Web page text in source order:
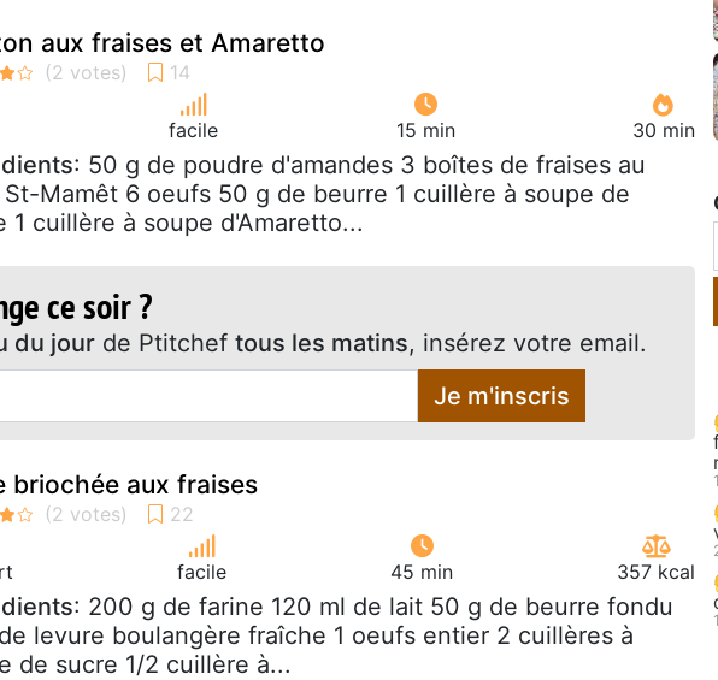
aux fraises et Amaretto
facile 15 min 30 min
: 50 g de poudre d'amandes 3 boîtes de fraises au
St-Mamêt 6 oeufs 50 g de beurre 1 cuillère à soupe de
1 cuillère à soupe d'Amaretto...
ce soir ?
du jour de Ptitchef tous les matins, insérez votre email.
Je m'inscris
briochée aux fraises
facile 45 min 357 kcal
: 200 g de farine 120 ml de lait 50 g de beurre fondu
levure boulangère fraîche 1 oeufs entier 2 cuillères à
de sucre 1/2 cuillère à...